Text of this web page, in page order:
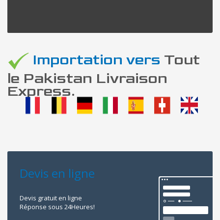
Importation vers Tout
le Pakistan Livraison
Express.
Devis en ligne
Devis gratuit en ligne
Réponse sous 24Heures!